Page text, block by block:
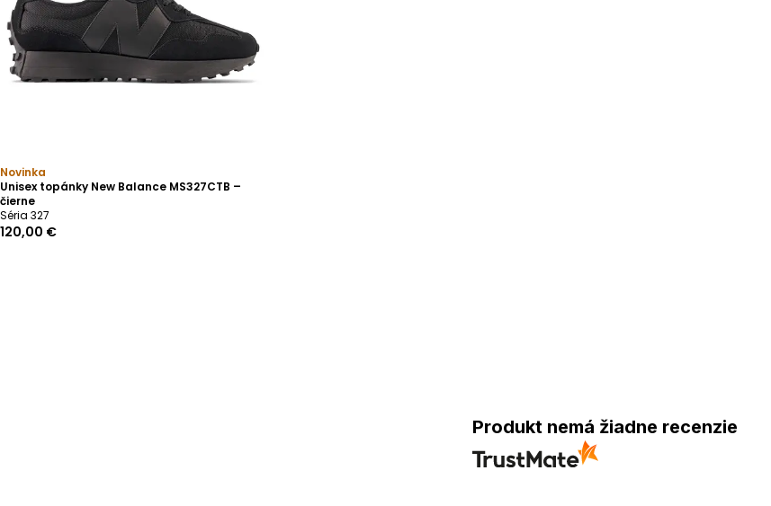
Novinka
Unisex topánky New Balance MS327CTB –
čierne
Séria 327
120,00 €
Produkt nemá žiadne recenzie